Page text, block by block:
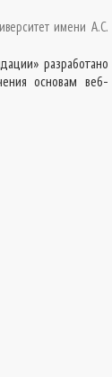
имени А.С.
разработано
основам веб-